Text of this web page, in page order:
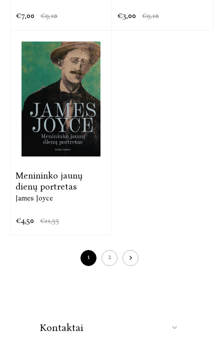
€7,00 €9,10 €3,00 €9,10
Menininko jaunų
dienų portretas
James Joyce
€4,50 €11,55
1 2
Kontaktai